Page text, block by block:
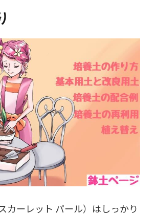
カーレット パール）はしっかり